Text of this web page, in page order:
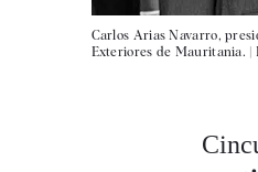
Carlos Arias Navarro,
Exteriores de Mauritania. |